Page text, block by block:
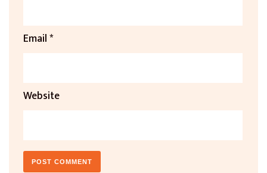
Email*
Website